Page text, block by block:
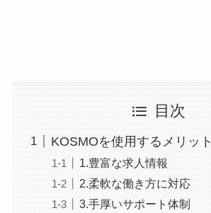
目次
KOSMOを使用するメリット
1.豊富な求人情報
2.柔軟な働き方に対応
3.手厚いサポート体制